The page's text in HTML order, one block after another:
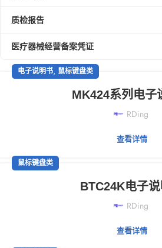
质检报告
医疗器械经营备案凭证
电子说明书, 鼠标键盘类
MK424系列电子
RDing
查看详情
鼠标键盘类
BTC24K电子
RDing
查看详情